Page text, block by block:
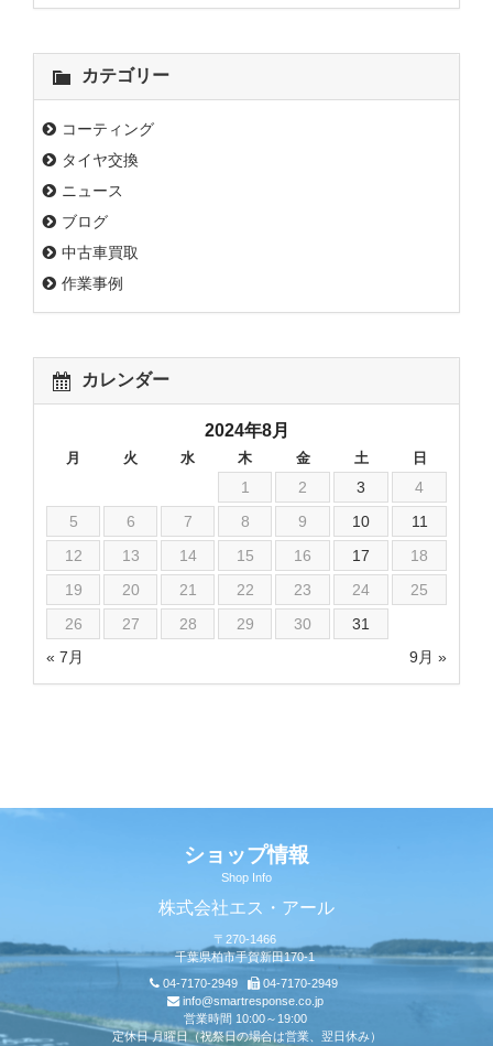
カテゴリー
コーティング
タイヤ交換
ニュース
ブログ
中古車買取
作業事例
カレンダー
2024年8月
月 火 水 木 金 土 日
« 7月 9月 »
1 2 3
4
5
6 7 8 9 10
11
12
13 14 15 16 17
18
19
20 21 22 23 24
25
26
27 28 29 30 31
ショップ情報
Shop Info
株式会社エス・アール
〒270-1466
千葉県柏市手賀新田170-1
04-7170-2949
04-7170-2949
info@smartresponse.co.jp
営業時間 10:00～19:00
定休日 月曜日（祝祭日の場合は営業、翌日休み）